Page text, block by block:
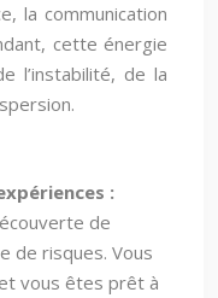
la communication
cette énergie
l’instabilité, de la
:
de
de risques. Vous
vous êtes prêt à